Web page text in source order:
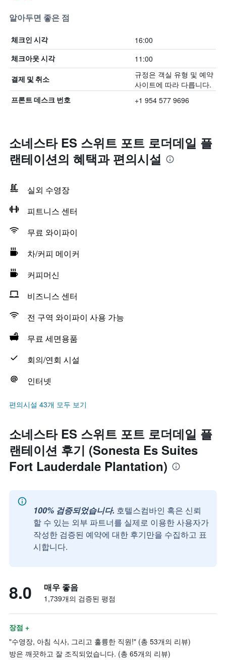
알아두면 좋은 점
체크인 시각 16:00
체크아웃 시각 11:00
결제 및 취소
규정은 객실 유형 및 예약
사이트에 따라 다릅니다.
프론트 데스크 번호 +1 954 577 9696
소네스타 ES 스위트 포트 로더데일 플
랜테이션의 혜택​과 편의시설
실외 수영장
피트니스 센터
무료 와이파이
차/커피 메이커
커피머신
비즈니스 센터
전 구역 와이파이 사용 가능
무료 세면용품
회의/연회 시설
인터넷
편의시설 43개 모두 보기
소네스타 ES 스위트 포트 로더데일 플
랜테이션 후기 (Sonesta Es Suites
Fort Lauderdale Plantation)
100% 검증되었습니다. 호텔스컴바인 혹은 신뢰
할 수 있는 외부 파트너를 실제로 이용한 사용자가
작성한 검증된 예약에 대한 후기만을 수집하고 표
시합니다.
8.0 매우 좋음
1,739개의 검증된 평점
장점 +
"수영장, 아침 식사, 그리고 훌륭한 직원!" (총 53개의 리뷰)
방은 깨끗하고 잘 조직되었습니다. (총 65개의 리뷰)